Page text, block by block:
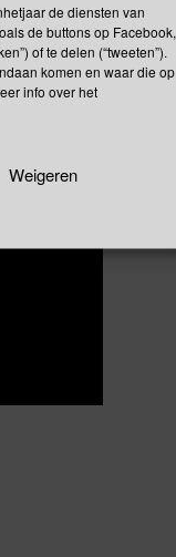
de diensten van
de buttons op Facebook,
of te delen (“tweeten”).
komen en waar die op
info over het
Weigeren